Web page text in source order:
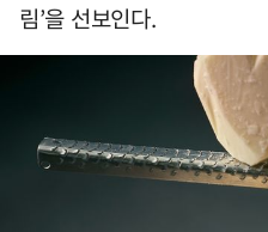
림’을 선보인다.